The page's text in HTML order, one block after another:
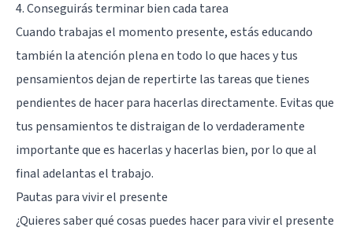
4. Conseguirás terminar bien cada tarea
Cuando trabajas el momento presente, estás educando
también la atención plena en todo lo que haces y tus
pensamientos dejan de repertirte las tareas que tienes
pendientes de hacer para hacerlas directamente. Evitas que
tus pensamientos te distraigan de lo verdaderamente
importante que es hacerlas y hacerlas bien, por lo que al
final adelantas el trabajo.
Pautas para vivir el presente
¿Quieres saber qué cosas puedes hacer para vivir el presente